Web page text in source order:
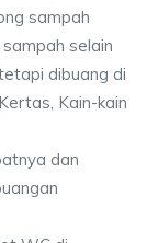
sampah
selain
dibuang di
Kain-kain
dan